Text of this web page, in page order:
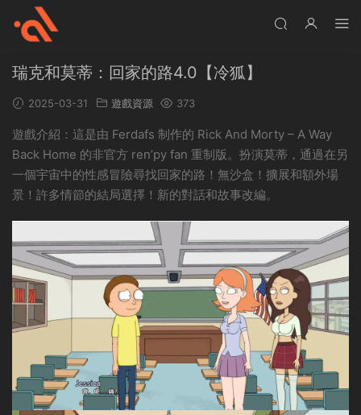
瑞克和莫蒂：回家的路4.0【冷狐】
2025-03-31 遊戲資源 373
遊戲介紹：這是由 Ferdafs 制作的 Rick And Morty – A Way
Back Home 的非官方 ren’py fan 重制版。扮演莫蒂，通過在另
一個宇宙中的性感冒險尋找回家的路！無沙盒！擴展和額外場
景！許多情節的結局選擇！新的對話和故事改編。